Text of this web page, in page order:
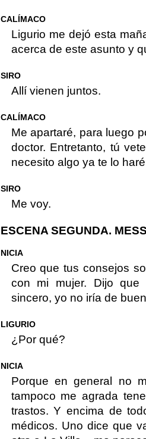
CALÍMACO
Ligurio me dejó esta
acerca de este asunto y
SIRO
Allí vienen juntos.
CALÍMACO
Me apartaré, para luego
doctor. Entretanto, tú
necesito algo ya te lo
SIRO
Me voy.
ESCENA SEGUNDA.
NICIA
Creo que tus consejos
con mi mujer. Dijo que
sincero, yo no iría de
LIGURIO
¿Por qué?
NICIA
Porque en general no
tampoco me agrada
trastos. Y encima de
médicos. Uno dice que